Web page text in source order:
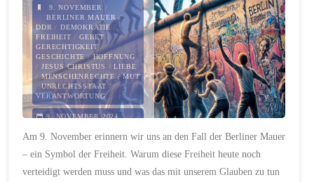
auch
Recht
bleiben“
–
Zum
für
9. NOVEMBER /
BERLINER MAUER /
DDR / DEMOKRATIE/
FREIHEIT / GEBET /
GERECHTIGKEIT /
GESCHICHTE/HOFFNUNG
/ JESUS CHRISTUS /LIEBE
/ MENSCHENRECHTE /MUT
/ UNRECHTSSTAAT/
VERANTWORTUNG
9. NOVEMBER 2024
Am 9. November erinnern wir uns an den Fall der Berliner Mauer
– ein Symbol der Freiheit. Warum diese Freiheit heute noch
verteidigt werden muss und was das mit unserem Glauben zu tun